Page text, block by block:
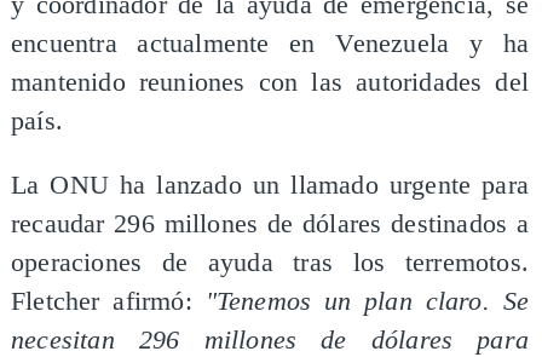
encuentra actualmente en Venezuela y ha
mantenido reuniones con las autoridades del
país.
La ONU ha lanzado un llamado urgente para
recaudar 296 millones de dólares destinados a
operaciones de ayuda tras los terremotos.
Fletcher afirmó: "Tenemos un plan claro. Se
necesitan 296 millones de dólares para